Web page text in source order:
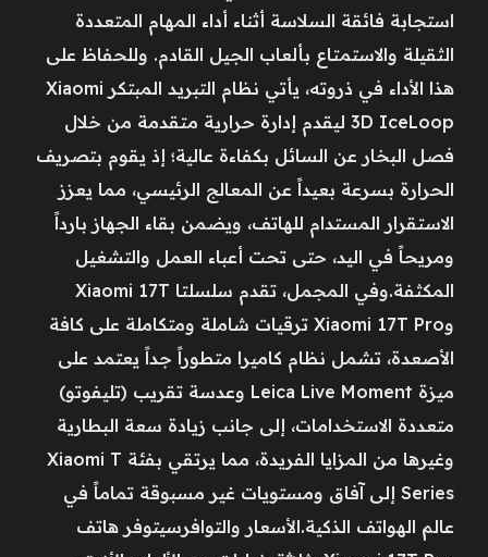
استجابة فائقة السلاسة أثناء أداء المهام المتعددة
الثقيلة والاستمتاع بألعاب الجيل القادم. وللحفاظ على
هذا الأداء في ذروته، يأتي نظام التبريد المبتكر Xiaomi
3D IceLoop ليقدم إدارة حرارية متقدمة من خلال
فصل البخار عن السائل بكفاءة عالية؛ إذ يقوم بتصريف
الحرارة بسرعة بعيداً عن المعالج الرئيسي، مما يعزز
الاستقرار المستدام للهاتف، ويضمن بقاء الجهاز بارداً
ومريحاً في اليد، حتى تحت أعباء العمل والتشغيل
المكثفة.وفي المجمل، تقدم سلسلتا Xiaomi 17T
وXiaomi 17T Pro ترقيات شاملة ومتكاملة على كافة
الأصعدة، تشمل نظام كاميرا متطوراً جداً يعتمد على
ميزة Leica Live Moment وعدسة تقريب (تليفوتو)
متعددة الاستخدامات، إلى جانب زيادة سعة البطارية
وغيرها من المزايا الفريدة، مما يرتقي بفئة Xiaomi T
Series إلى آفاق ومستويات غير مسبوقة تماماً في
عالم الهواتف الذكية.الأسعار والتوافرسيتوفر هاتف